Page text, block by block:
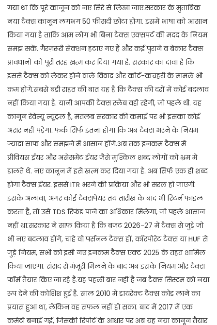
गया था कि पूरे कानून को नए सिरे से लिखा जाए.सरकार के मुताबिक
नया टैक्स कानून लगभग 50 फीसदी छोटा होगा. इसमें भाषा को आसान
किया गया है ताकि आम लोग भी बिना टैक्स एक्सपर्ट की मदद के नियम
समझ सकें. गैरज़रूरी सेक्शन हटाए गए हैं और कई पुराने व बेकार टैक्स
प्रावधानों को पूरी तरह खत्म कर दिया गया है. सरकार का दावा है कि
इससे टैक्स को लेकर होने वाले विवाद और कोर्ट-कचहरी के मामले भी
कम होंगे.सबसे बड़ी राहत की बात यह है कि टैक्स की दरों में कोई बदलाव
नहीं किया गया है. यानी आपकी टैक्स स्लैब वही रहेगी, जो पहले थी. यह
कानून रेवेन्यू न्यूट्रल है, मतलब सरकार की कमाई पर भी इसका कोई
असर नहीं पड़ेगा. फर्क सिर्फ इतना होगा कि अब टैक्स भरने के नियम
ज्यादा साफ और समझने में आसान होंगे.अब तक इनकम टैक्स में
प्रीवियस ईयर और असेसमेंट ईयर जैसे मुश्किल शब्द लोगों को भ्रम में
डालते थे. नए कानून में इसे खत्म कर दिया गया है. अब सिर्फ एक ही शब्द
होगा टैक्स ईयर. इससे ITR भरने की प्रक्रिया और भी सरल हो जाएगी.
इसके अलावा, अगर कोई टैक्सपेयर तय तारीख के बाद भी रिटर्न फाइल
करता है, तो उसे TDS रिफंड पाने का अधिकार मिलेगा, जो पहले आसान
नहीं था.सरकार ने साफ किया है कि बजट 2026-27 में टैक्स से जुड़े जो
भी नए बदलाव होंगे, चाहे वो पर्सनल टैक्स हों, कॉरपोरेट टैक्स या HUF से
जुड़े नियम, सभी को इसी नए इनकम टैक्स एक्ट 2025 के तहत शामिल
किया जाएगा. संसद से मंजूरी मिलने के बाद अब इसके नियम और टैक्स
फॉर्म तैयार किए जा रहे हैं.यह पहली बार नहीं है जब टैक्स सिस्टम को नया
रूप देने की कोशिश हुई है. साल 2010 में डायरेक्ट टैक्स कोड लाने का
प्रयास हुआ था, लेकिन वह सफल नहीं हो सका. बाद में 2017 में एक
कमेटी बनाई गई, जिसकी रिपोर्ट के आधार पर अब यह नया कानून तैयार